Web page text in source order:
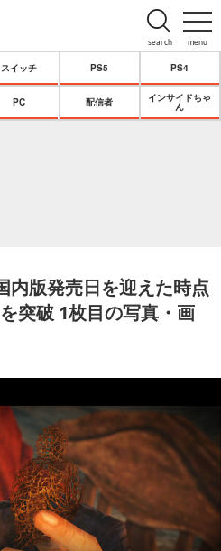
menu
search
スイッチ PS5 PS4
PC 配信者
インサイドちゃ
ん
内版発売日を迎えた時点
突破 1枚目の写真・画